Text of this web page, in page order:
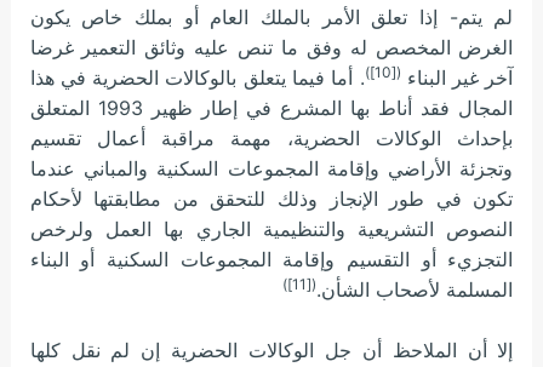
لم يتم- إذا تعلق الأمر بالملك العام أو بملك خاص يكون
الغرض المخصص له وفق ما تنص عليه وثائق التعمير غرضا
آخر غير البناء ([10])
. أما فيما يتعلق بالوكالات الحضرية في هذا
المجال فقد أناط بها المشرع في إطار ظهير 1993 المتعلق
بإحداث الوكالات الحضرية، مهمة مراقبة أعمال تقسيم
وتجزئة الأراضي وإقامة المجموعات السكنية والمباني عندما
تكون في طور الإنجاز وذلك للتحقق من مطابقتها لأحكام
النصوص التشريعية والتنظيمية الجاري بها العمل ولرخص
التجزيء أو التقسيم وإقامة المجموعات السكنية أو البناء
المسلمة لأصحاب الشأن.([11])
إلا أن الملاحظ أن جل الوكالات الحضرية إن لم نقل كلها